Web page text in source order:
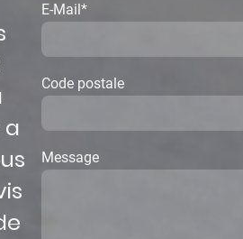
E-Mail *
Code postale
Message